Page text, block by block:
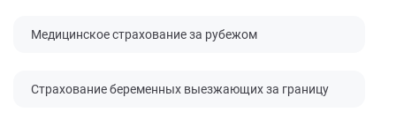
Медицинское страхование за рубежом
Страхование беременных выезжающих за границу